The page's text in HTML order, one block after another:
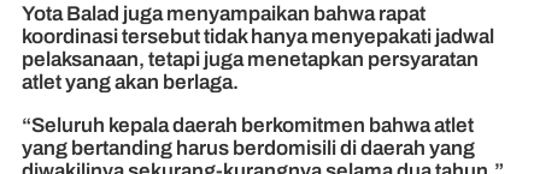
Yota Balad juga menyampaikan bahwa rapat
koordinasi tersebut tidak hanya menyepakati jadwal
pelaksanaan, tetapi juga menetapkan persyaratan
atlet yang akan berlaga.
“Seluruh kepala daerah berkomitmen bahwa atlet
yang bertanding harus berdomisili di daerah yang